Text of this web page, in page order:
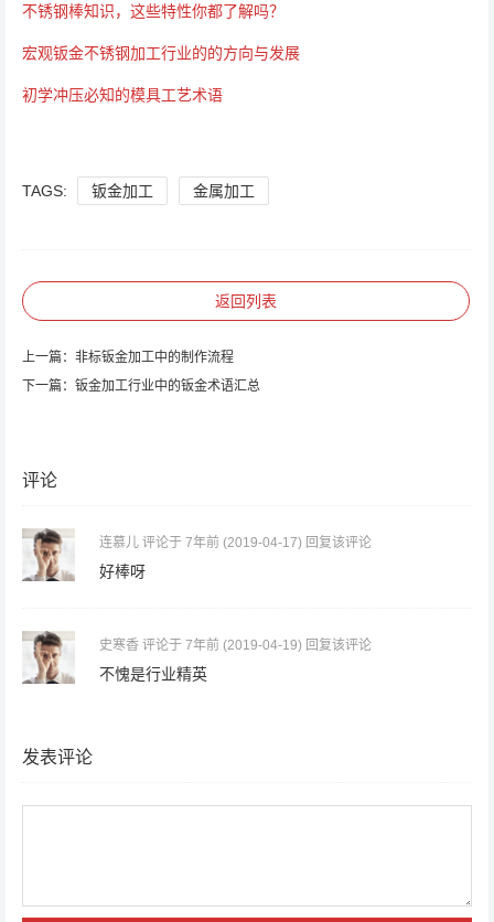
不锈钢棒知识，这些特性你都了解吗？
宏观钣金不锈钢加工行业的的方向与发展
初学冲压必知的模具工艺术语
TAGS: 钣金加工 金属加工
返回列表
上一篇： 非标钣金加工中的制作流程
下一篇： 钣金加工行业中的钣金术语汇总
评论
连慕儿 评论于 7年前 (2019-04-17) 回复该评论
好棒呀
史寒香 评论于 7年前 (2019-04-19) 回复该评论
不愧是行业精英
发表评论